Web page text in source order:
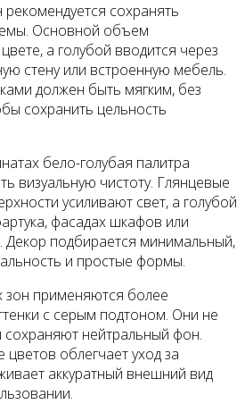
сохранять
Основной объем
а голубой вводится через
стену или встроенную мебель.
должен быть мягким, без
сохранить цельность
бело-голубая палитра
визуальную чистоту. Глянцевые
усиливают свет, а голубой
фасадах шкафов или
Декор подбирается минимальный,
и простые формы.
зон применяются более
с серым подтоном. Они не
сохраняют нейтральный фон.
облегчает уход за
аккуратный внешний вид